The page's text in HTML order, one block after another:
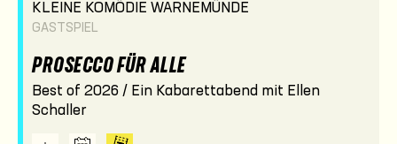
KLEINE KOMÖDIE WARNEMÜNDE
GASTSPIEL
PROSECCO FÜR ALLE
Best of 2026 / Ein Kabarettabend mit Ellen
Schaller